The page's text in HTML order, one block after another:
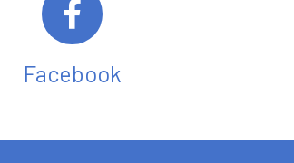
Facebook